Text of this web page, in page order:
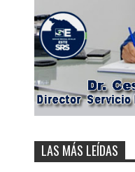
LAS MÁS LEÍDAS